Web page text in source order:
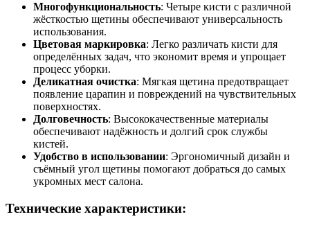
Многофункциональность: Четыре кисти с различной
жёсткостью щетины обеспечивают универсальность
использования.
Цветовая маркировка: Легко различать кисти для
определённых задач, что экономит время и упрощает
процесс уборки.
Деликатная очистка: Мягкая щетина предотвращает
появление царапин и повреждений на чувствительных
поверхностях.
Долговечность: Высококачественные материалы
обеспечивают надёжность и долгий срок службы
кистей.
Удобство в использовании: Эргономичный дизайн и
съёмный угол щетины помогают добраться до самых
укромных мест салона.
Технические характеристики: